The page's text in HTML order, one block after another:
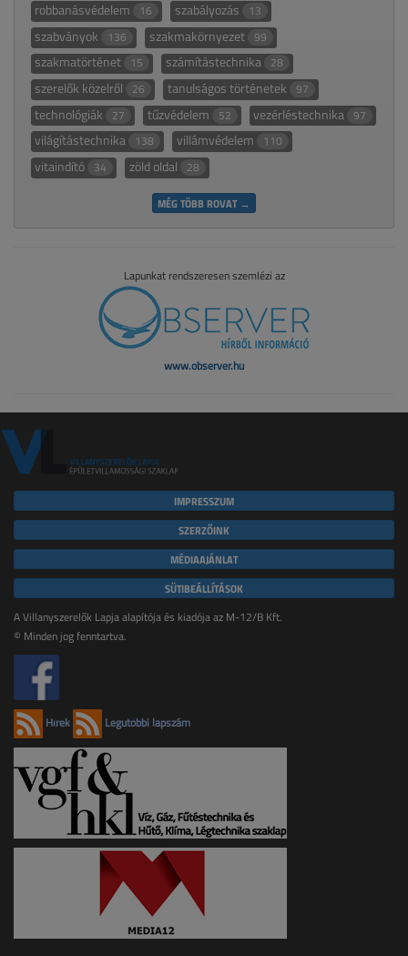
robbanásvédelem 16 szabályozás 13
szabványok 136 szakmakörnyezet 99
szakmatörténet 15 számítástechnika 28
szerelők közelről 26 tanulságos történetek 97
technológiák 27 tűzvédelem 52 vezérléstechnika 97
világítástechnika 138 villámvédelem 110
vitaindító 34 zöld oldal 28
MÉG TÖBB ROVAT →
Lapunkat rendszeresen szemlézi az
www.observer.hu
IMPRESSZUM
SZERZŐINK
MÉDIAAJÁNLAT
SÜTIBEÁLLÍTÁSOK
A Villanyszerelők Lapja alapítója és kiadója az M-12/B Kft.
© Minden jog fenntartva.
Hírek Legutóbbi lapszám